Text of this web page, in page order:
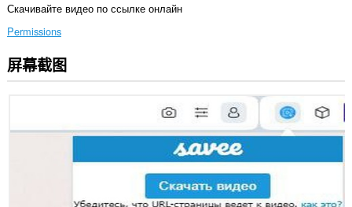
Скачивайте видео по ссылке онлайн
Permissions
此
扩
问
屏幕截图